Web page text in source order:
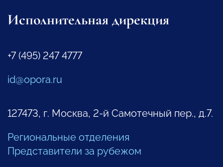
Исполнительная дирекция
+7 (495) 247 4777
id@opora.ru
127473, г. Москва, 2-й Самотечный пер., д.7.
Региональные отделения
Представители за рубежом